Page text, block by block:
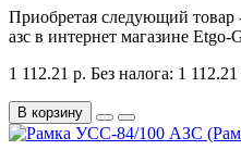
Приобретая следующий товар
азс в интернет магазине Etgo-
1 112.21 р. Без налога: 1 112.21
В корзину